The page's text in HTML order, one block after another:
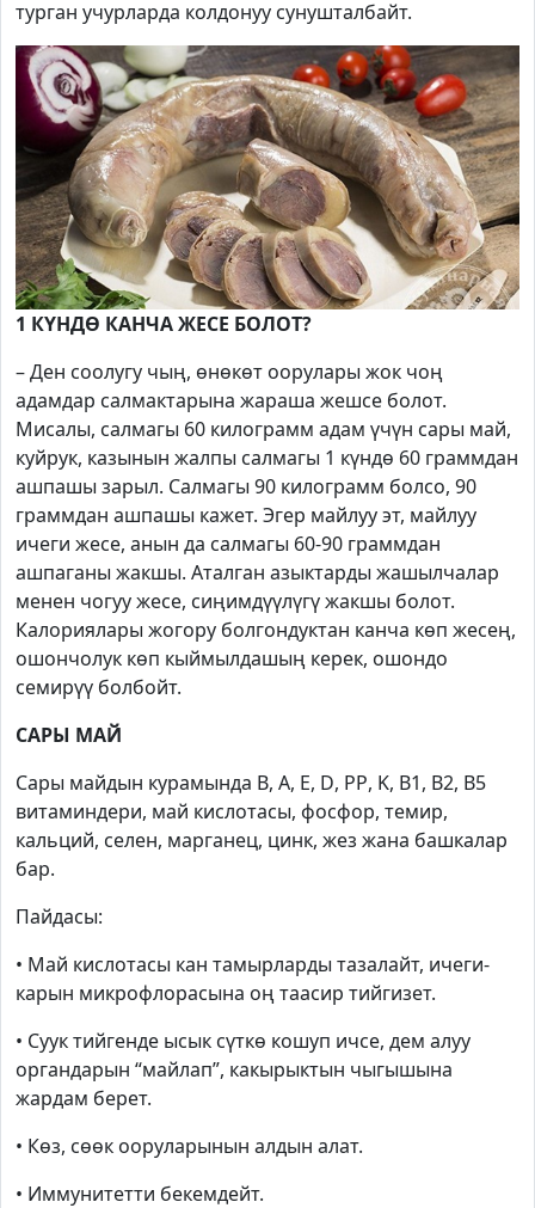
турган учурларда колдонуу сунушталбайт.
1 КҮНДӨ КАНЧА ЖЕСЕ БОЛОТ?
– Ден соолугу чың, өнөкөт оорулары жок чоң
адамдар салмактарына жараша жешсе болот.
Мисалы, салмагы 60 килограмм адам үчүн сары май,
куйрук, казынын жалпы салмагы 1 күндө 60 граммдан
ашпашы зарыл. Салмагы 90 килограмм болсо, 90
граммдан ашпашы кажет. Эгер майлуу эт, майлуу
ичеги жесе, анын да салмагы 60-90 граммдан
ашпаганы жакшы. Аталган азыктарды жашылчалар
менен чогуу жесе, сиңимдүүлүгү жакшы болот.
Калориялары жогору болгондуктан канча көп жесең,
ошончолук көп кыймылдашың керек, ошондо
семирүү болбойт.
САРЫ МАЙ
Сары майдын курамында B, A, E, D, PP, K, B1, B2, B5
витаминдери, май кислотасы, фосфор, темир,
кальций, селен, марганец, цинк, жез жана башкалар
бар.
Пайдасы:
• Май кислотасы кан тамырларды тазалайт, ичеги-
карын микрофлорасына оң таасир тийгизет.
• Суук тийгенде ысык сүткө кошуп ичсе, дем алуу
органдарын “майлап”, какырыктын чыгышына
жардам берет.
• Көз, сөөк ооруларынын алдын алат.
• Иммунитетти бекемдейт.